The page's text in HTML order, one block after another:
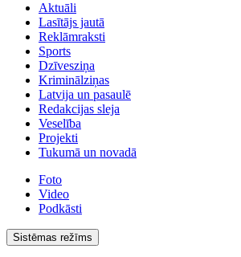
Aktuāli
Lasītājs jautā
Reklāmraksti
Sports
Dzīvesziņa
Kriminālziņas
Latvija un pasaulē
Redakcijas sleja
Veselība
Projekti
Tukumā un novadā
Foto
Video
Podkāsti
Sistēmas režīms